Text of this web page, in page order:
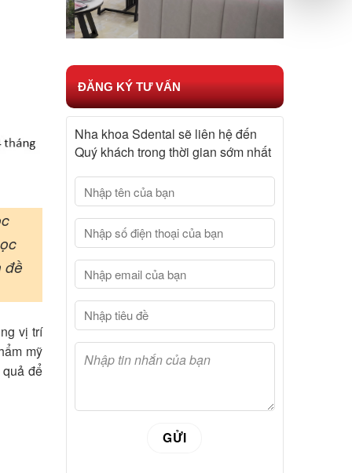
đề
vị trí
mỹ
để
ĐĂNG KÝ TƯ VẤN
Nha khoa Sdental sẽ liên hệ đến
Quý khách trong thời gian sớm nhất